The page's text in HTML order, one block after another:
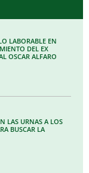
LABORABLE EN
DEL EX
OSCAR ALFARO
LAS URNAS A LOS
BUSCAR LA